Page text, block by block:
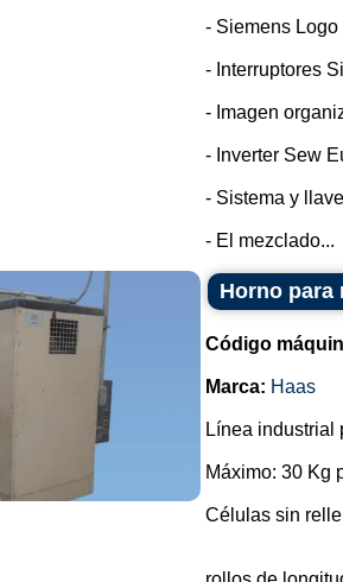
- Siemens Logo
- Interruptores
- Imagen
- Inverter Sew
- Sistema y
- El mezclado...
Horno para
Código
Marca: Haas
Línea industrial
Máximo: 30 Kg
Células sin